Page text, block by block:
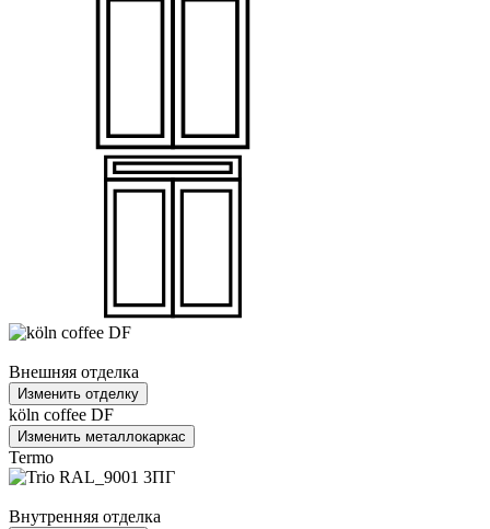
Внешняя отделка
Изменить отделку
köln coffee DF
Изменить металлокаркас
Termo
Внутренняя отделка